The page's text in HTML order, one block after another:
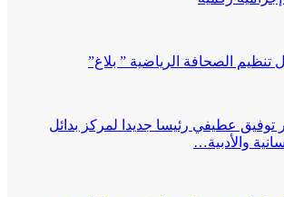
تنظيم الصحافة الرياضية ” بلاغ”
توفيق عطيفي رئيسا جديدا لمركز بدائل
والأدبية…